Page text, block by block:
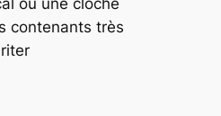
contenants très